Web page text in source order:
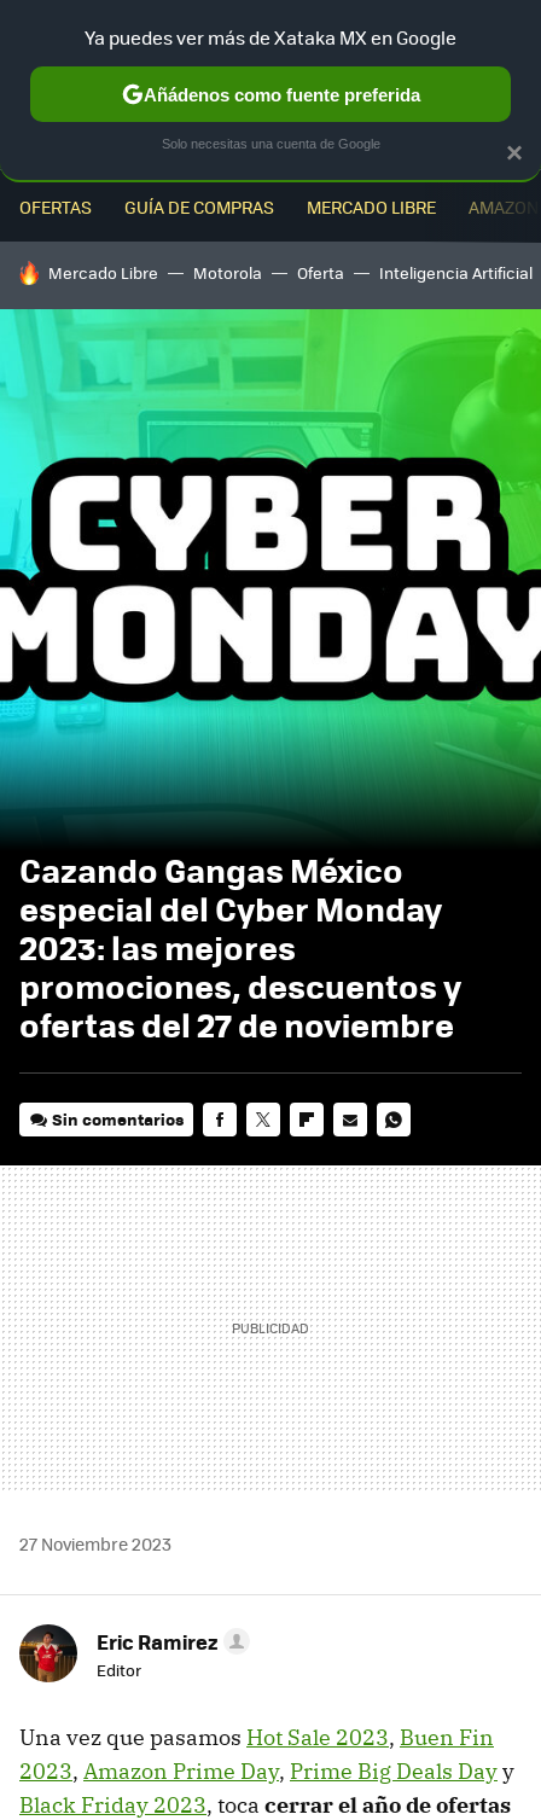
OFERTAS GUÍA DE COMPRAS MERCADO LIBRE
HOY SE HABLA DE
Mercado Libre Motorola Oferta Inteligencia Artificial
Cazando Gangas México
especial del Cyber Monday
2023: las mejores
promociones, descuentos y
ofertas del 27 de noviembre
Sin comentarios
MAIL
27 Noviembre 2023
Eric Ramirez
Editor
Una vez que pasamos Hot Sale 2023, Buen Fin
2023, Amazon Prime Day, Prime Big Deals Dayy
Black Friday 2023, toca cerrar el año de ofertas
×
Ya puedes ver más de Xataka MX en Google
Añádenos como fuente preferida
Solo necesitas una cuenta de Google